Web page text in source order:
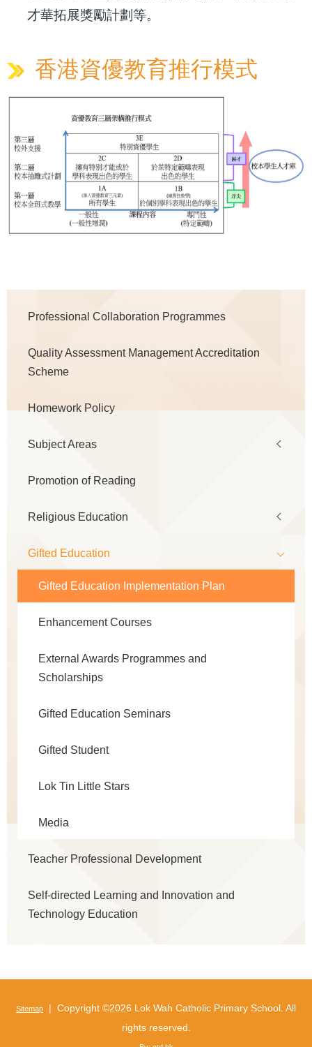
才華拓展獎勵計劃等。
香港資優教育推行模式
navigation
Professional Collaboration Programmes
Quality Assessment Management Accreditation
Scheme
Homework Policy
Subject Areas
Promotion of Reading
Religious Education
Gifted Education
Gifted Education Implementation Plan
Enhancement Courses
External Awards Programmes and
Scholarships
Gifted Education Seminars
Gifted Student
Lok Tin Little Stars
Media
Teacher Professional Development
Self-directed Learning and Innovation and
Technology Education
Sitemap | Copyright ©2026 Lok Wah Catholic Primary School. All
rights reserved.